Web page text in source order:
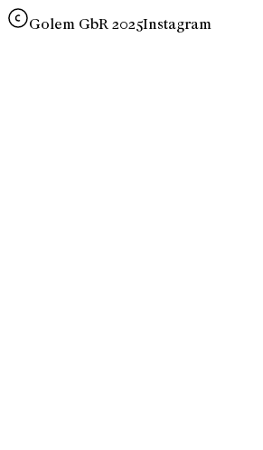
Golem GbR 2025Instagram